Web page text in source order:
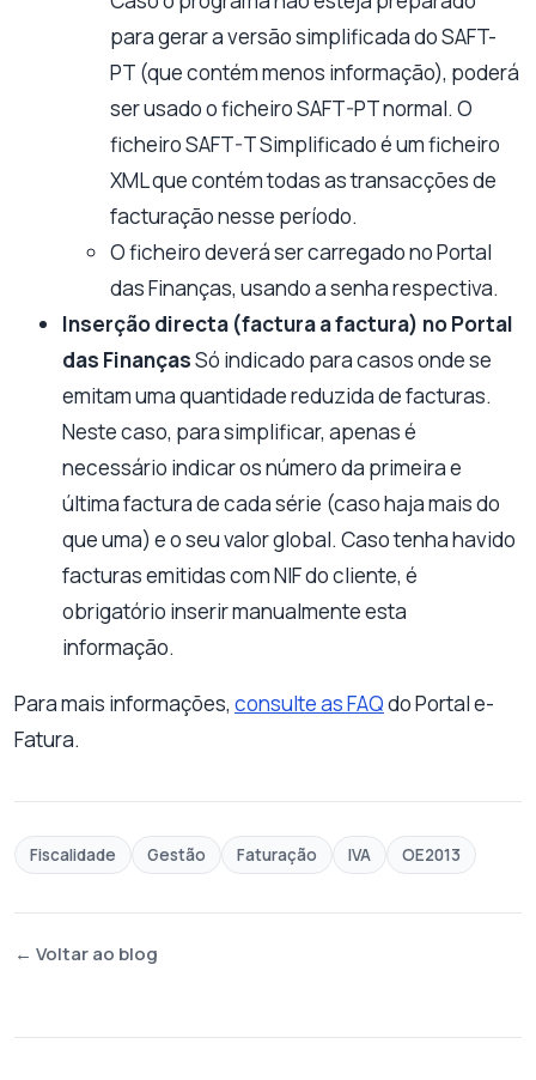
para gerar a versão simplificada do SAFT-
PT (que contém menos informação), poderá
ser usado o ficheiro SAFT-PT normal. O
ficheiro SAFT-T Simplificado é um ficheiro
XML que contém todas as transacções de
facturação nesse período.
O ficheiro deverá ser carregado no Portal
das Finanças, usando a senha respectiva.
Inserção directa (factura a factura) no Portal
das FinançasSó indicado para casos onde se
emitam uma quantidade reduzida de facturas.
Neste caso, para simplificar, apenas é
necessário indicar os número da primeira e
última factura de cada série (caso haja mais do
que uma) e o seu valor global. Caso tenha havido
facturas emitidas com NIF do cliente, é
obrigatório inserir manualmente esta
informação.
Para mais informações, consulte as FAQdo Portal e-
Fatura.
Fiscalidade Gestão Faturação IVA OE2013
← Voltar ao blog